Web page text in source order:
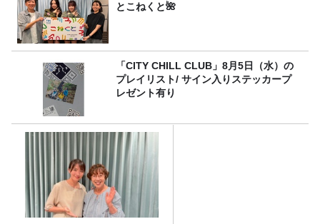
とこねくと🌺
「CITY CHILL CLUB」8月5日（水）の
プレイリスト/ サイン入りステッカープ
レゼント有り